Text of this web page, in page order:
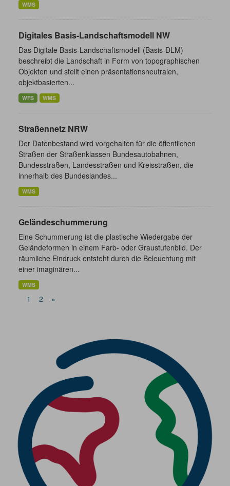
WMS
Digitales Basis-Landschaftsmodell NW
Das Digitale Basis-Landschaftsmodell (Basis-DLM)
beschreibt die Landschaft in Form von topographischen
Objekten und stellt einen präsentationsneutralen,
objektbasierten...
WFS WMS
Straßennetz NRW
Der Datenbestand wird vorgehalten für die öffentlichen
Straßen der Straßenklassen Bundesautobahnen,
Bundesstraßen, Landesstraßen und Kreisstraßen, die
innerhalb des Bundeslandes...
WMS
Geländeschummerung
Eine Schummerung ist die plastische Wiedergabe der
Geländeformen in einem Farb- oder Graustufenbild. Der
räumliche Eindruck entsteht durch die Beleuchtung mit
einer imaginären...
WMS
1 2 »